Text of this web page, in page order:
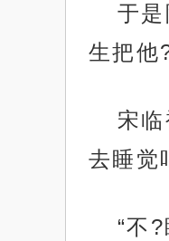
于
生把他
宋
去睡觉
“不